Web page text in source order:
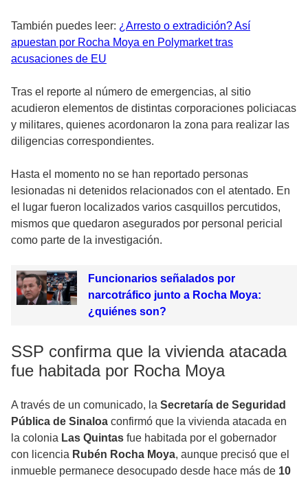
También puedes leer: ¿Arresto o extradición? Así
apuestan por Rocha Moya en Polymarket tras
acusaciones de EU
Tras el reporte al número de emergencias, al sitio
acudieron elementos de distintas corporaciones policiacas
y militares, quienes acordonaron la zona para realizar las
diligencias correspondientes.
Hasta el momento no se han reportado personas
lesionadas ni detenidos relacionados con el atentado. En
el lugar fueron localizados varios casquillos percutidos,
mismos que quedaron asegurados por personal pericial
como parte de la investigación.
Funcionarios señalados por
narcotráfico junto a Rocha Moya:
¿quiénes son?
SSP confirma que la vivienda atacada
fue habitada por Rocha Moya
A través de un comunicado, la Secretaría de Seguridad
Pública de Sinaloa confirmó que la vivienda atacada en
la colonia Las Quintas fue habitada por el gobernador
con licencia Rubén Rocha Moya, aunque precisó que el
inmueble permanece desocupado desde hace más de 10